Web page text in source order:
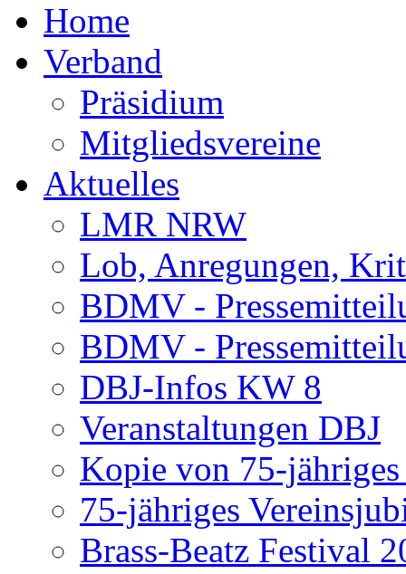
Home
Verband
Präsidium
Mitgliedsvereine
Aktuelles
LMR NRW
Lob, Anregungen,
BDMV -
BDMV -
DBJ-Infos KW 8
Veranstaltungen DBJ
Kopie von 75-
75-jähriges
Brass-Beatz Festival